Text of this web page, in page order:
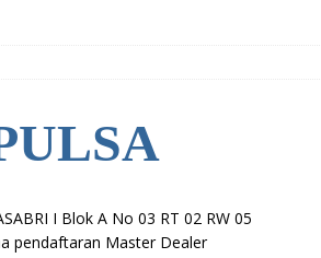
I Blok A No 03 RT 02 RW 05
pendaftaran Master Dealer